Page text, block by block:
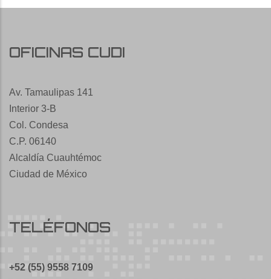
OFICINAS CUDI
Av. Tamaulipas 141
Interior 3-B
Col. Condesa
C.P. 06140
Alcaldía Cuauhtémoc
Ciudad de México
TELÉFONOS
+52 (55) 9558 7109